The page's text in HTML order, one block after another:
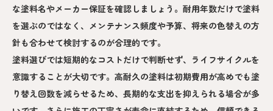
な塗料名やメーカー保証を確認しましょう。耐用年数だけで塗料
を選ぶのではなく、メンテナンス頻度や予算、将来の色替えの方
針も合わせて検討するのが合理的です。
塗料選びでは短期的なコストだけで判断せず、ライフサイクルを
意識することが大切です。高耐久の塗料は初期費用が高めでも塗
り替え回数を減らせるため、長期的な支出を抑えられる場合が多